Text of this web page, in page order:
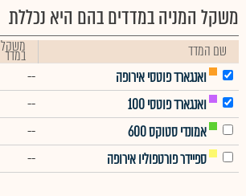
משקל המניה במדדים בהם היא נכללת
שם המדד משקל
במדד
ואנגארד פוטסי אירופה
--
ואנגארד פוטסי 100
--
אמונדי סטוקס 600
--
ספיידר פורטפוליו אירופה
--